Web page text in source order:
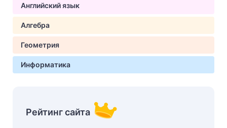
Английский язык
Алгебра
Геометрия
Информатика
Рейтинг сайта